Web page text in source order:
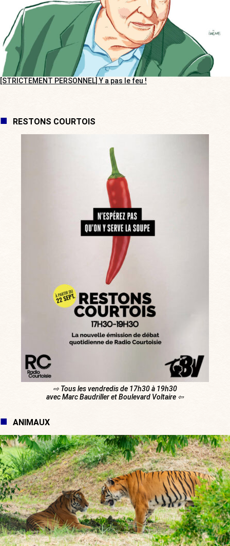
[STRICTEMENT PERSONNEL] Y a pas le feu !
RESTONS COURTOIS
⇨ Tous les vendredis de 17h30 à 19h30
avec Marc Baudriller et Boulevard Voltaire ⇦
ANIMAUX